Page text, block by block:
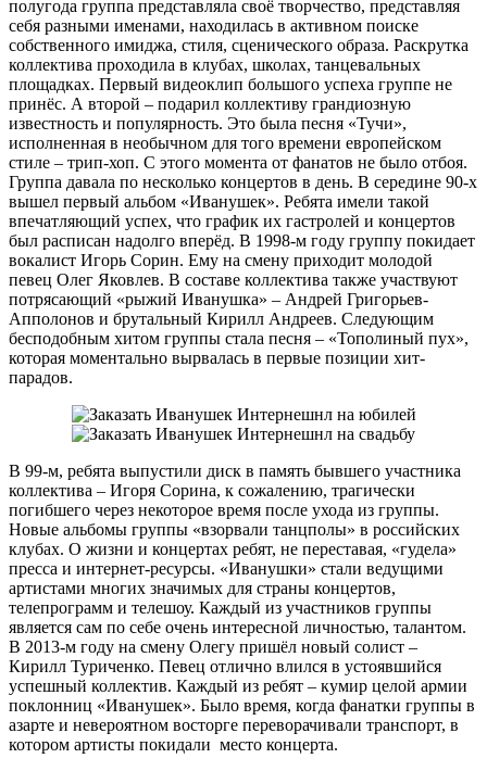
полугода группа представляла своё творчество, представляя
себя разными именами, находилась в активном поиске
собственного имиджа, стиля, сценического образа. Раскрутка
коллектива проходила в клубах, школах, танцевальных
площадках. Первый видеоклип большого успеха группе не
принёс. А второй – подарил коллективу грандиозную
известность и популярность. Это была песня «Тучи»,
исполненная в необычном для того времени европейском
стиле – трип-хоп. С этого момента от фанатов не было отбоя.
Группа давала по несколько концертов в день. В середине 90-х
вышел первый альбом «Иванушек». Ребята имели такой
впечатляющий успех, что график их гастролей и концертов
был расписан надолго вперёд. В 1998-м году группу покидает
вокалист Игорь Сорин. Ему на смену приходит молодой
певец Олег Яковлев. В составе коллектива также участвуют
потрясающий «рыжий Иванушка» – Андрей Григорьев-
Апполонов и брутальный Кирилл Андреев. Следующим
бесподобным хитом группы стала песня – «Тополиный пух»,
которая моментально вырвалась в первые позиции хит-
парадов.
В 99-м, ребята выпустили диск в память бывшего участника
коллектива – Игоря Сорина, к сожалению, трагически
погибшего через некоторое время после ухода из группы.
Новые альбомы группы «взорвали танцполы» в российских
клубах. О жизни и концертах ребят, не переставая, «гудела»
пресса и интернет-ресурсы. «Иванушки» стали ведущими
артистами многих значимых для страны концертов,
телепрограмм и телешоу. Каждый из участников группы
является сам по себе очень интересной личностью, талантом.
В 2013-м году на смену Олегу пришёл новый солист –
Кирилл Туриченко. Певец отлично влился в устоявшийся
успешный коллектив. Каждый из ребят – кумир целой армии
поклонниц «Иванушек». Было время, когда фанатки группы в
азарте и невероятном восторге переворачивали транспорт, в
котором артисты покидали место концерта.